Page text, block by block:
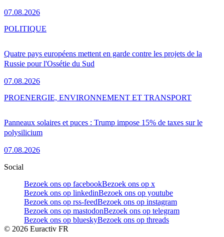
07.08.2026
Quatre pays européens mettent en garde contre les projets de la
Russie pour l'Ossétie du Sud
07.08.2026
POLITIQUE
Panneaux solaires et puces : Trump impose 15% de taxes sur le
polysilicium
07.08.2026
PROENERGIE, ENVIRONNEMENT ET TRANSPORT
Social
Bezoek ons op facebookBezoek ons op x
Bezoek ons op linkedinBezoek ons op youtube
Bezoek ons op rss-feedBezoek ons op instagram
Bezoek ons op mastodonBezoek ons op telegram
Bezoek ons op blueskyBezoek ons op threads
© 2026 Euractiv FR